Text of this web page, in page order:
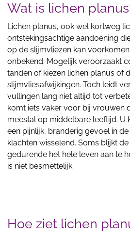
Wat is lichen
Lichen planus, ook wel kortweg
ontstekingsachtige aandoening
op de slijmvliezen kan
onbekend. Mogelijk veroorzaakt
tanden of kiezen lichen planus of
slijmvliesafwijkingen. Toch leidt
vullingen lang niet altijd tot
komt iets vaker voor bij vrouwen
meestal op middelbare leeftijd. U
een pijnlijk, branderig gevoel in
klachten wisselend. Soms blijkt
gedurende het hele leven aan te
is niet besmettelijk.
Hoe ziet lichen